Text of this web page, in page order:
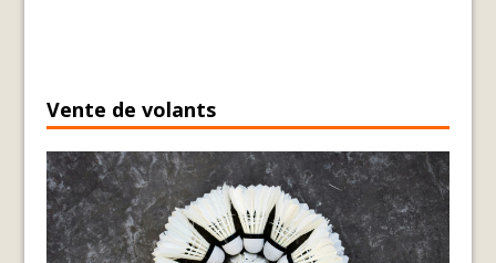
Vente de volants